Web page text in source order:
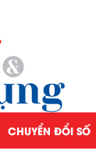
CHUYỂN ĐỔI SỐ